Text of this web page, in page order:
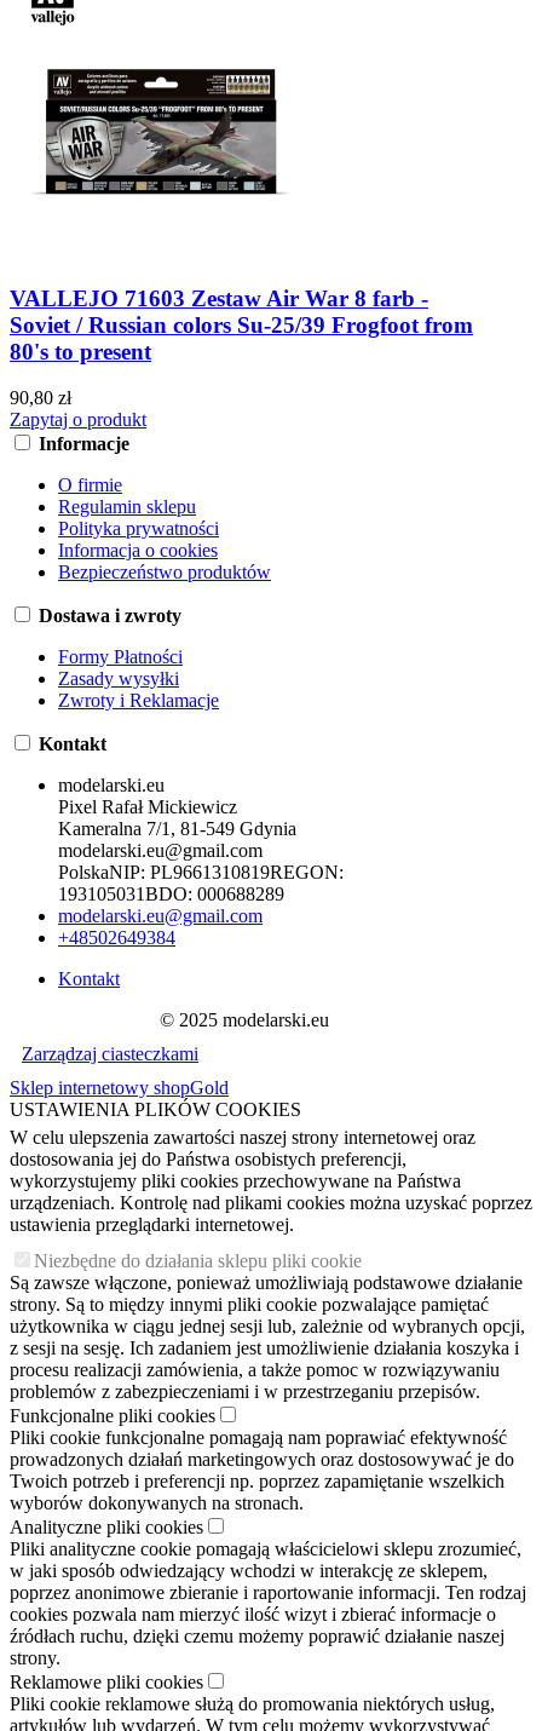
VALLEJO 71603 Zestaw Air War 8 farb -
Soviet / Russian colors Su-25/39 Frogfoot from
80's to present
90,80 zł
Zapytaj o produkt
Informacje
O firmie
Regulamin sklepu
Polityka prywatności
Informacja o cookies
Bezpieczeństwo produktów
Dostawa i zwroty
Formy Płatności
Zasady wysyłki
Zwroty i Reklamacje
Kontakt
modelarski.eu
Pixel Rafał Mickiewicz
Kameralna 7/1, 81-549 Gdynia
modelarski.eu@gmail.com
PolskaNIP: PL9661310819REGON:
193105031BDO: 000688289
modelarski.eu@gmail.com
+48502649384
Kontakt
© 2025 modelarski.eu
Zarządzaj ciasteczkami
Sklep internetowy shopGold
USTAWIENIA PLIKÓW COOKIES
W celu ulepszenia zawartości naszej strony internetowej oraz
dostosowania jej do Państwa osobistych preferencji,
wykorzystujemy pliki cookies przechowywane na Państwa
urządzeniach. Kontrolę nad plikami cookies można uzyskać poprzez
ustawienia przeglądarki internetowej.
Niezbędne do działania sklepu pliki cookie
Są zawsze włączone, ponieważ umożliwiają podstawowe działanie
strony. Są to między innymi pliki cookie pozwalające pamiętać
użytkownika w ciągu jednej sesji lub, zależnie od wybranych opcji,
z sesji na sesję. Ich zadaniem jest umożliwienie działania koszyka i
procesu realizacji zamówienia, a także pomoc w rozwiązywaniu
problemów z zabezpieczeniami i w przestrzeganiu przepisów.
Funkcjonalne pliki cookies
Pliki cookie funkcjonalne pomagają nam poprawiać efektywność
prowadzonych działań marketingowych oraz dostosowywać je do
Twoich potrzeb i preferencji np. poprzez zapamiętanie wszelkich
wyborów dokonywanych na stronach.
Analityczne pliki cookies
Pliki analityczne cookie pomagają właścicielowi sklepu zrozumieć,
w jaki sposób odwiedzający wchodzi w interakcję ze sklepem,
poprzez anonimowe zbieranie i raportowanie informacji. Ten rodzaj
cookies pozwala nam mierzyć ilość wizyt i zbierać informacje o
źródłach ruchu, dzięki czemu możemy poprawić działanie naszej
strony.
Reklamowe pliki cookies
Pliki cookie reklamowe służą do promowania niektórych usług,
artykułów lub wydarzeń. W tym celu możemy wykorzystywać